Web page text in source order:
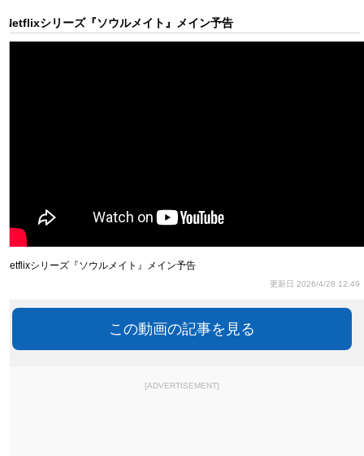
Netflixシリーズ『ソウルメイト』メイン予告
Netflixシリーズ『ソウルメイト』メイン予告
更新日 2026/4/28 12:49
この動画の記事を見る
[ADVERTISEMENT]